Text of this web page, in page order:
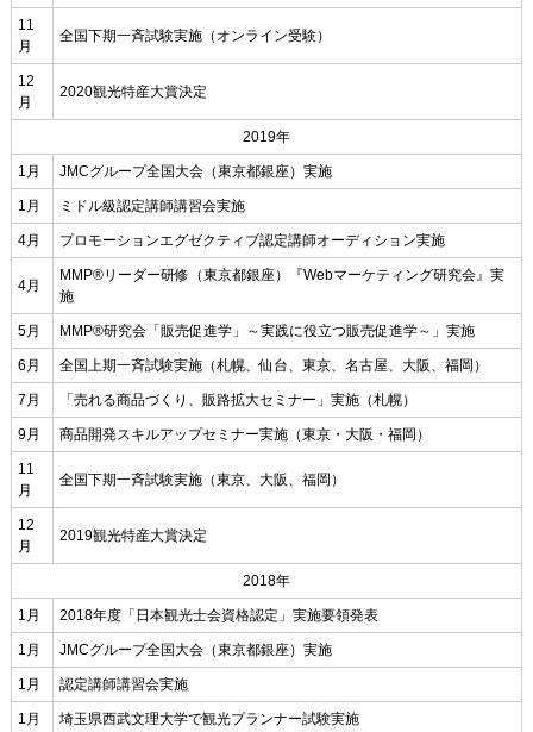
11
月
全国下期一斉試験実施（オンライン受験）
12
月
2020観光特産大賞決定
2019年
1月 JMCグループ全国大会（東京都銀座）実施
1月 ミドル級認定講師講習会実施
4月 プロモーションエグゼクティブ認定講師オーディション実施
4月
MMP®リーダー研修（東京都銀座）『Webマーケティング研究会』実
施
5月 MMP®研究会「販売促進学」～実践に役立つ販売促進学～」実施
6月 全国上期一斉試験実施（札幌、仙台、東京、名古屋、大阪、福岡）
7月 「売れる商品づくり、販路拡大セミナー」実施（札幌）
9月 商品開発スキルアップセミナー実施（東京・大阪・福岡）
11
月
全国下期一斉試験実施（東京、大阪、福岡）
12
月
2019観光特産大賞決定
2018年
1月 2018年度「日本観光士会資格認定」実施要領発表
1月 JMCグループ全国大会（東京都銀座）実施
1月 認定講師講習会実施
1月 埼玉県西武文理大学で観光プランナー試験実施